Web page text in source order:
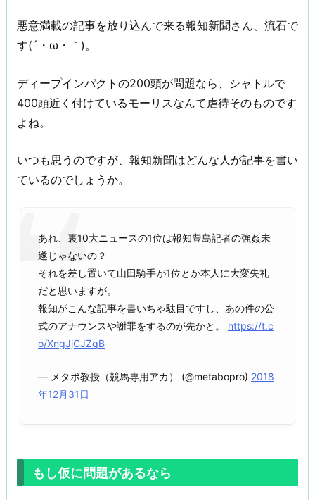
悪意満載の記事を放り込んで来る報知新聞さん、流石で
す(´・ω・｀)。
ディープインパクトの200頭が問題なら、シャトルで
400頭近く付けているモーリスなんて虐待そのものです
よね。
いつも思うのですが、報知新聞はどんな人が記事を書い
ているのでしょうか。
あれ、裏10大ニュースの1位は報知豊島記者の強姦未
遂じゃないの？
それを差し置いて山田騎手が1位とか本人に大変失礼
だと思いますが。
報知がこんな記事を書いちゃ駄目ですし、あの件の公
式のアナウンスや謝罪をするのが先かと。 https://t.c
o/XngJjCJZqB
— メタボ教授（競馬専用アカ） (@metabopro) 2018
年12月31日
もし仮に問題があるなら